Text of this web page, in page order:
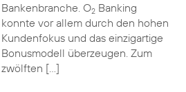
Bankenbranche. O2Banking
konnte vor allem durch den hohen
Kundenfokus und das einzigartige
Bonusmodell überzeugen. Zum
zwölften […]